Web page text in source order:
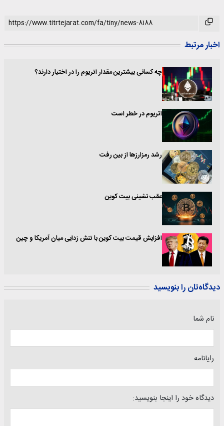
اخبار مرتبط
چه کسانی بیشترین مقدار اتریوم را در اختیار دارند؟
اتریوم در خطر است
رشد رمزارزها از بین رفت
عقب نشینی بیت کوین
افزایش قیمت بیت کوین با تنش زدایی میان آمریکا و چین
دیدگاه‌تان را بنویسید
نام شما
رایانامه
دیدگاه خود را اینجا بنویسید: